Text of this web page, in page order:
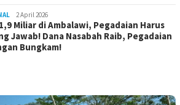
2 April 2026
Miliar di Ambalawi, Pegadaian Harus
Jawab! Dana Nasabah Raib, Pegadaian
Bungkam!